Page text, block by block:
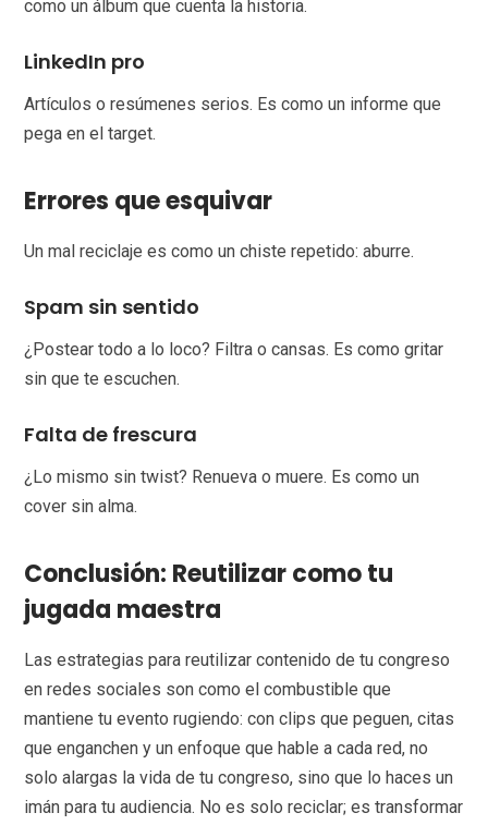
como un álbum que cuenta la historia.
LinkedIn pro
Artículos o resúmenes serios. Es como un informe que
pega en el target.
Errores que esquivar
Un mal reciclaje es como un chiste repetido: aburre.
Spam sin sentido
¿Postear todo a lo loco? Filtra o cansas. Es como gritar
sin que te escuchen.
Falta de frescura
¿Lo mismo sin twist? Renueva o muere. Es como un
cover sin alma.
Conclusión: Reutilizar como tu
jugada maestra
Las estrategias para reutilizar contenido de tu congreso
en redes sociales son como el combustible que
mantiene tu evento rugiendo: con clips que peguen, citas
que enganchen y un enfoque que hable a cada red, no
solo alargas la vida de tu congreso, sino que lo haces un
imán para tu audiencia. No es solo reciclar; es transformar